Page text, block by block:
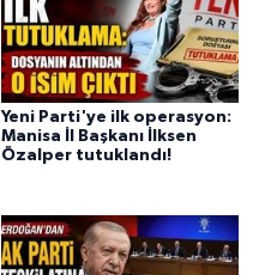
Yeni Parti'ye ilk operasyon:
Manisa İl Başkanı İlksen
Özalper tutuklandı!